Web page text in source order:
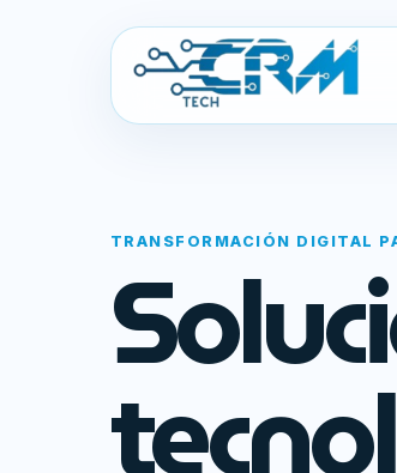
TRANSFORMACIÓN DIGITAL